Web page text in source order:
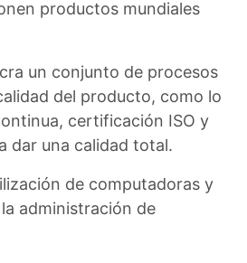
productos mundiales
un conjunto de procesos
del producto, como lo
certificación ISO y
dar una calidad total.
de computadoras y
administración de